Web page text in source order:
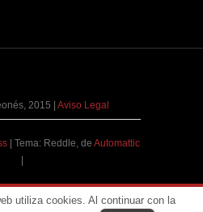
2015 | Aviso Legal
Tema: Reddle, de Automattic
utiliza cookies. Al continuar con la